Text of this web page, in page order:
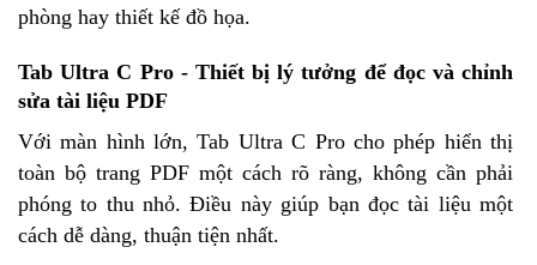
phòng hay thiết kế đồ họa.
Tab Ultra C Pro - Thiết bị lý tưởng để đọc và chỉnh
sửa tài liệu PDF
Với màn hình lớn, Tab Ultra C Pro cho phép hiển thị
toàn bộ trang PDF một cách rõ ràng, không cần phải
phóng to thu nhỏ. Điều này giúp bạn đọc tài liệu một
cách dễ dàng, thuận tiện nhất.